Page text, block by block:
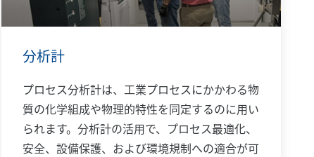
分析計
プロセス分析計は、工業プロセスにかかわる物
質の化学組成や物理的特性を同定するのに用い
られます。分析計の活用で、プロセス最適化、
安全、設備保護、および環境規制への適合が可